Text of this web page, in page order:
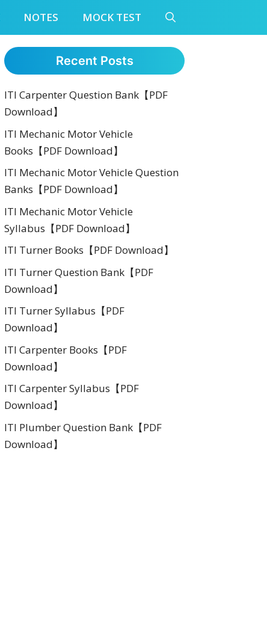
NOTES MOCK TEST
Recent Posts
ITI Carpenter Question Bank【PDF
Download】
ITI Mechanic Motor Vehicle
Books【PDF Download】
ITI Mechanic Motor Vehicle Question
Banks【PDF Download】
ITI Mechanic Motor Vehicle
Syllabus【PDF Download】
ITI Turner Books【PDF Download】
ITI Turner Question Bank【PDF
Download】
ITI Turner Syllabus【PDF
Download】
ITI Carpenter Books【PDF
Download】
ITI Carpenter Syllabus【PDF
Download】
ITI Plumber Question Bank【PDF
Download】